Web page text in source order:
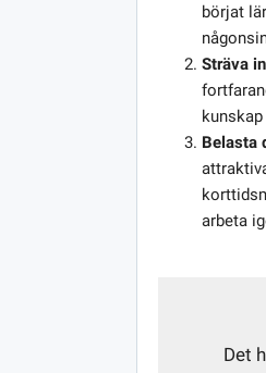
börjat
Sträva
Belasta
arbeta
Det